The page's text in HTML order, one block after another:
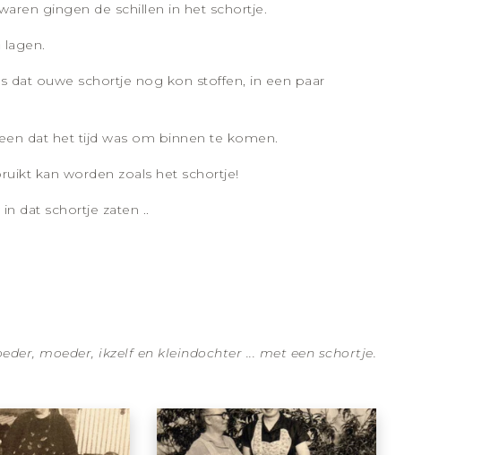
gingen de schillen in het schortje.
dat ouwe schortje nog kon stoffen, in een paar
dat het tijd was om binnen te komen.
kan worden zoals het schortje!
dat schortje zaten ..
moeder, ikzelf en kleindochter ... met een schortje.